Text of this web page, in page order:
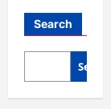
Search